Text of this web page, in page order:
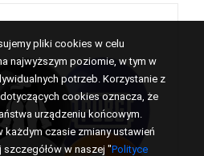
pliki cookies w celu
najwyższym poziomie, w tym w
potrzeb. Korzystanie z
cookies oznacza, że
urządzeniu końcowym.
czasie zmiany ustawień
w naszej "Polityce